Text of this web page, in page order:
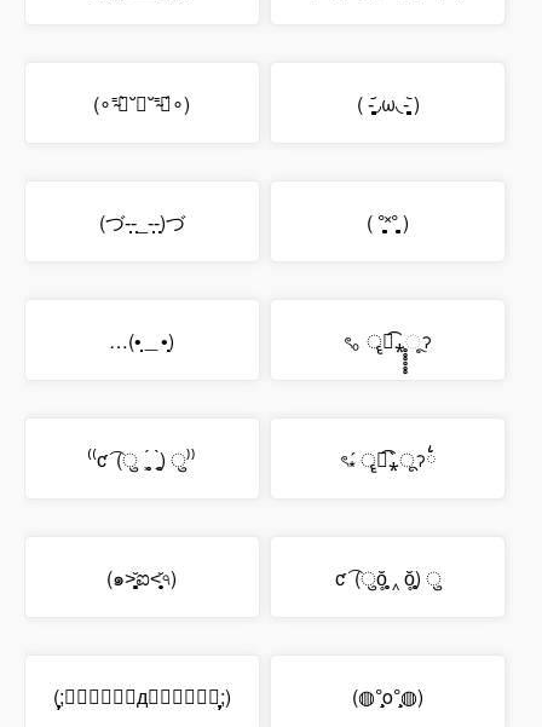
(∘⁼̴⃙̀˘︷˘⁼̴⃙́∘) ( -̥̥̥̥̥̥̥̥̥̥̥̥̥̥̥̥̥̥̥̥̥̥̥̥̥᷄◞ω◟-̥̥̥̥̥̥̥̥̥̥̥̥̥̥̥̥̥̥̥̥̥̥̥̥̥᷅ )
(づ-̩̩̩-̩̩̩_-̩̩̩-̩̩̩)づ ( °̥̥̥̥̥̥̥̥˟°̥̥̥̥̥̥̥̥ )
…(•̩̩̩̩＿•̩̩̩̩) ৎ｡ ॄཻ͡⁎̥̥̥̥̥̥ૂॽ
⁽⁽ƈ ͡ (ु ˲̥̥̥́ ˱̥̥̥̀) ु⁾⁾ ৎ⁎́ ॄཻ͡⁎̀ूॽ྆྆
(๑˃̥̩̥̥̥̥̆ಐ˂̩̩̥̥̩̥̆৭) ƈ ͡ (ुŏ̥̥̥̥ ‸ ŏ̥̥̥̥) ु
(;̦̦̦̦̦̦̦̦ↂ⃝⃓⃙⃚⃘дↂ⃝⃓⃙⃚⃘;̦̦̦̦̦̦̦̦) (◍°̧̧̧o°̧̧̧◍)